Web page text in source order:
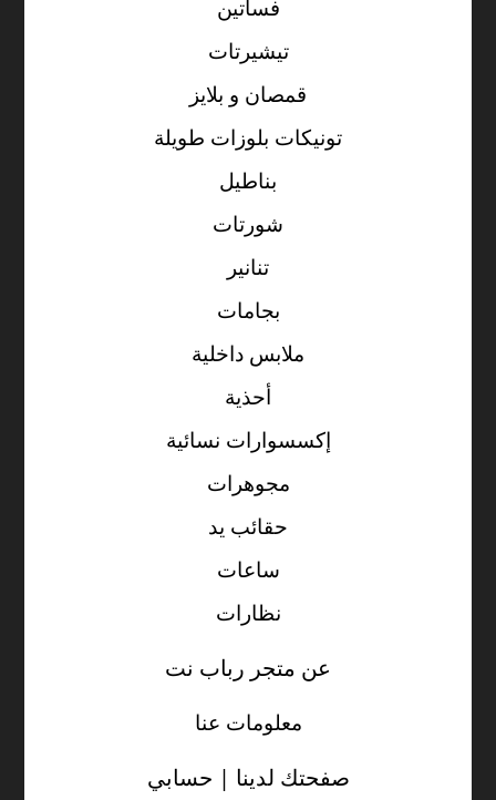
فساتين
تيشيرتات
قمصان و بلايز
تونيكات بلوزات طويلة
بناطيل
شورتات
تنانير
بجامات
ملابس داخلية
أحذية
إكسسوارات نسائية
مجوهرات
حقائب يد
ساعات
نظارات
عن متجر رباب نت
معلومات عنا
صفحتك لدينا | حسابي